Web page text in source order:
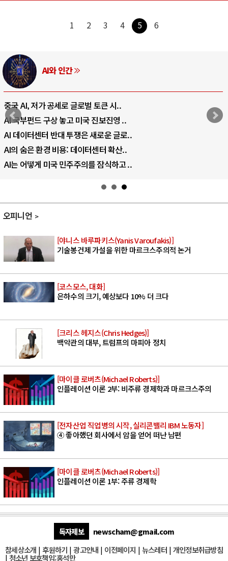
1 2 3 4 5 6
AI와 인간
중국 AI, 저가 공세로 글로벌 토큰 시..
AI 국부펀드 구상 놓고 미국 진보진영 ..
AI 데이터센터 반대 투쟁은 새로운 글로..
AI의 숨은 환경 비용: 데이터센터 확산..
AI는 어떻게 미국 민주주의를 잠식하고 ..
오피니언
[야니스 바루파키스(Yanis Varoufakis)]
기술봉건제 가설을 위한 마르크스주의적 논거
[코스모스, 대화]
은하수의 크기, 예상보다 10% 더 크다
[크리스 헤지스(Chris Hedges)]
백악관의 대부, 트럼프의 마피아 정치
[마이클 로버츠(Michael Roberts)]
인플레이션 이론 2부: 비주류 경제학과 마르크스주의
[전자산업 직업병의 시작, 실리콘밸리 IBM 노동자]
④ 좋아했던 회사에서 암을 얻어 떠난 남편
[마이클 로버츠(Michael Roberts)]
인플레이션 이론 1부: 주류 경제학
독자제보
newscham@gmail.com
참세상소개 | 후원하기 |광고안내 | 이전페이지 | 뉴스레터| 개인정보취급방침
| 청소년 보호책임:홍석만